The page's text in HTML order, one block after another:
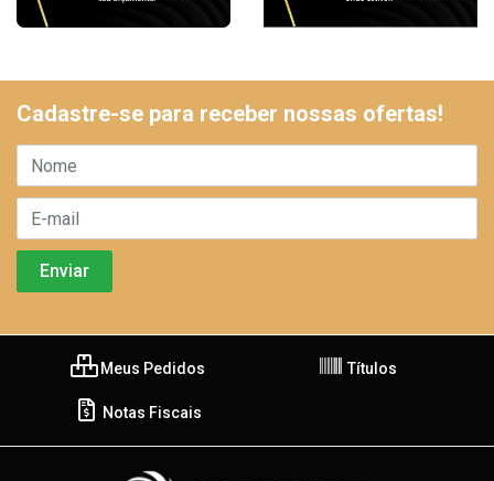
Cadastre-se para receber nossas ofertas!
Meus Pedidos Títulos
Notas Fiscais